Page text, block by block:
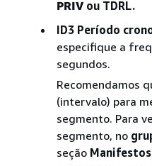
PRIV ou TDRL.
ID3 Período
especifique a
segundos.
Recomendamos
(intervalo) para
segmento. Para
segmento, no
seção